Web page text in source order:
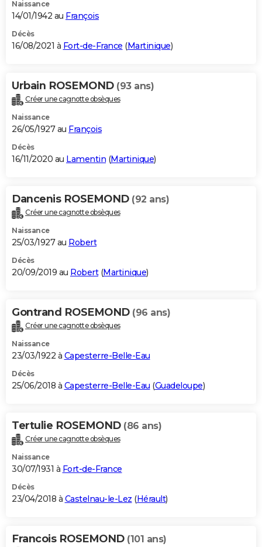
Naissance
14/01/1942 au François
Décès
16/08/2021 à Fort-de-France (Martinique)
Urbain ROSEMOND (93 ans)
Créer une cagnotte obsèques
Naissance
26/05/1927 au François
Décès
16/11/2020 au Lamentin (Martinique)
Dancenis ROSEMOND (92 ans)
Créer une cagnotte obsèques
Naissance
25/03/1927 au Robert
Décès
20/09/2019 au Robert(Martinique)
Gontrand ROSEMOND (96 ans)
Créer une cagnotte obsèques
Naissance
23/03/1922 à Capesterre-Belle-Eau
Décès
25/06/2018 à Capesterre-Belle-Eau (Guadeloupe)
Tertulie ROSEMOND (86 ans)
Créer une cagnotte obsèques
Naissance
30/07/1931 à Fort-de-France
Décès
23/04/2018 à Castelnau-le-Lez (Hérault)
Francois ROSEMOND (101 ans)